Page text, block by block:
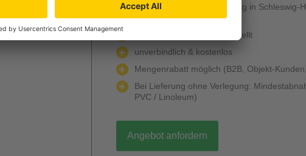
Verlegung und Dienstleistung in Schleswig-
Niedersachsen
Angebot wird kurzfristig erstellt
unverbindlich & kostenlos
Mengenrabatt möglich (B2B, Objekt-
Bei Lieferung ohne Verlegung:
PVC / Linoleum)
Angebot anfordern